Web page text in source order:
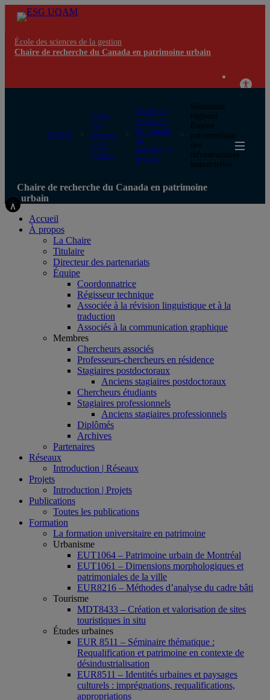
École des sciences de la gestion
Chaire de recherche du Canada en patrimoine urbain
UQAM
École
des
sciences
de la
gestion
Chaire de
recherche
du Canada
en
patrimoine
urbain
Séminaire
régional :
Enjeux
patrimoniaux
des
infrastructures
industrielles
Chaire de recherche du Canada en patrimoine
urbain
Accueil
À propos
La Chaire
Titulaire
Directeur des partenariats
Équipe
Coordonnatrice
Régisseur technique
Associée à la révision linguistique et à la
traduction
Associés à la communication graphique
Membres
Chercheurs associés
Professeurs-chercheurs en résidence
Stagiaires postdoctoraux
Anciens stagiaires postdoctoraux
Chercheurs étudiants
Stagiaires professionnels
Anciens stagiaires professionnels
Diplômés
Archives
Partenaires
Réseaux
Introduction | Réseaux
Projets
Introduction | Projets
Publications
Toutes les publications
Formation
La formation universitaire en patrimoine
Urbanisme
EUT1064 – Patrimoine urbain de Montréal
EUT1061 – Dimensions morphologiques et
patrimoniales de la ville
EUR8216 – Méthodes d’analyse du cadre bâti
Tourisme
MDT8433 – Création et valorisation de sites
touristiques in situ
Études urbaines
EUR 8511 – Séminaire thématique :
Requalification et patrimoine en contexte de
désindustrialisation
EUR8511 – Identités urbaines et paysages
culturels : imprégnations, requalifications,
appropriations